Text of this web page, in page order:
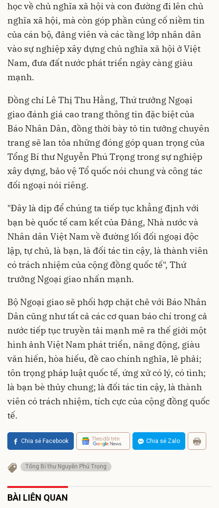
học về chủ nghĩa xã hội và con đường đi lên chủ
nghĩa xã hội, mà còn góp phần củng cố niềm tin
của cán bộ, đảng viên và các tầng lớp nhân dân
vào sự nghiệp xây dựng chủ nghĩa xã hội ở Việt
Nam, đưa đất nước phát triển ngày càng giàu
mạnh.
Đồng chí Lê Thị Thu Hằng, Thứ trưởng Ngoại
giao đánh giá cao trang thông tin đặc biệt của
Báo Nhân Dân, đồng thời bày tỏ tin tưởng chuyên
trang sẽ lan tỏa những đóng góp quan trọng của
Tổng Bí thư Nguyễn Phú Trọng trong sự nghiệp
xây dựng, bảo vệ Tổ quốc nói chung và công tác
đối ngoại nói riêng.
"Đây là dịp để chúng ta tiếp tục khẳng định với
bạn bè quốc tế cam kết của Đảng, Nhà nước và
Nhân dân Việt Nam về đường lối đối ngoại độc
lập, tự chủ, là bạn, là đối tác tin cậy, là thành viên
có trách nhiệm của cộng đồng quốc tế", Thứ
trưởng Ngoại giao nhấn mạnh.
Bộ Ngoại giao sẽ phối hợp chặt chẽ với Báo Nhân
Dân cũng như tất cả các cơ quan báo chí trong cả
nước tiếp tục truyền tải mạnh mẽ ra thế giới một
hình ảnh Việt Nam phát triển, năng động, giàu
văn hiến, hòa hiếu, đề cao chính nghĩa, lẽ phải;
tôn trọng pháp luật quốc tế, ứng xử có lý, có tình;
là bạn bè thủy chung; là đối tác tin cậy, là thành
viên có trách nhiệm, tích cực của cộng đồng quốc
tế.
Chia sẻ Facebook Theo dõi trên Chia sẻ Zalo
Tổng Bí thư Nguyễn Phú Trọng
BÀI LIÊN QUAN